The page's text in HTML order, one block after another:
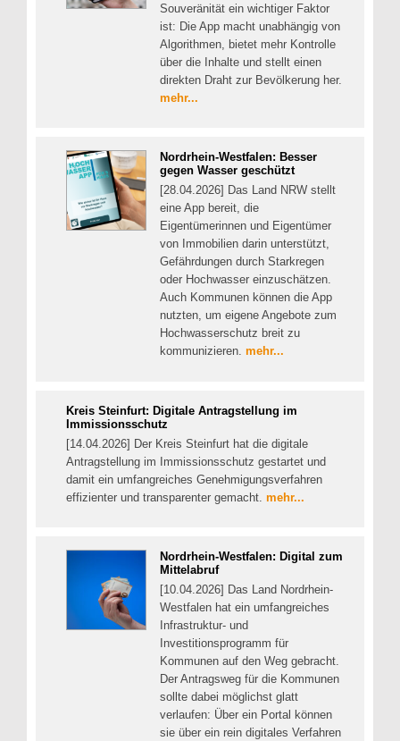
Souveränität ein wichtiger Faktor
ist: Die App macht unabhängig von
Algorithmen, bietet mehr Kontrolle
über die Inhalte und stellt einen
direkten Draht zur Bevölkerung her.
mehr...
Nordrhein-Westfalen: Besser
gegen Wasser geschützt
[28.04.2026] Das Land NRW stellt
eine App bereit, die
Eigentümerinnen und Eigentümer
von Immobilien darin unterstützt,
Gefährdungen durch Starkregen
oder Hochwasser einzuschätzen.
Auch Kommunen können die App
nutzten, um eigene Angebote zum
Hochwasserschutz breit zu
kommunizieren. mehr...
Kreis Steinfurt: Digitale Antragstellung im
Immissionsschutz
[14.04.2026] Der Kreis Steinfurt hat die digitale
Antragstellung im Immissionsschutz gestartet und
damit ein umfangreiches Genehmigungsverfahren
effizienter und transparenter gemacht. mehr...
Nordrhein-Westfalen: Digital zum
Mittelabruf
[10.04.2026] Das Land Nordrhein-
Westfalen hat ein umfangreiches
Infrastruktur- und
Investitionsprogramm für
Kommunen auf den Weg gebracht.
Der Antragsweg für die Kommunen
sollte dabei möglichst glatt
verlaufen: Über ein Portal können
sie über ein rein digitales Verfahren